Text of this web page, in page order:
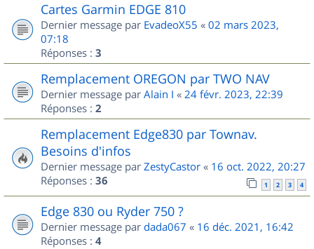
Cartes Garmin EDGE 810
Dernier message par EvadeoX55 « 02 mars 2023,
07:18
Réponses : 3
Remplacement OREGON par TWO NAV
Dernier message par Alain I « 24 févr. 2023, 22:39
Réponses : 2
Remplacement Edge830 par Townav.
Besoins d'infos
Dernier message par ZestyCastor « 16 oct. 2022, 20:27
Réponses : 36 1 2 3 4
Edge 830 ou Ryder 750 ?
Dernier message par dada067 « 16 déc. 2021, 16:42
Réponses : 4